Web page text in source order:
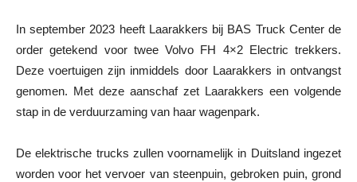
In september 2023 heeft Laarakkers bij BAS Truck Center de
order getekend voor twee Volvo FH 4×2 Electric trekkers.
Deze voertuigen zijn inmiddels door Laarakkers in ontvangst
genomen. Met deze aanschaf zet Laarakkers een volgende
stap in de verduurzaming van haar wagenpark.
De elektrische trucks zullen voornamelijk in Duitsland ingezet
worden voor het vervoer van steenpuin, gebroken puin, grond